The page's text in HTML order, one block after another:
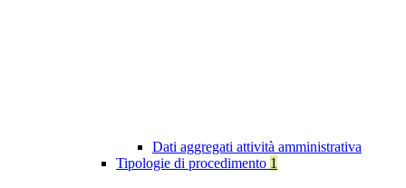
Dati aggregati attività amministrativa
Tipologie di procedimento 1